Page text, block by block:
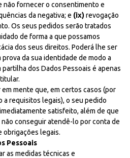
não fornecer o consentimento e
da negativa; e (ix)revogação
Os seus pedidos serão tratados
de forma a que possamos
dos seus direitos. Poderá lhe ser
da sua identidade de modo a
partilha dos Dados Pessoais é apenas
mente que, em certos casos (por
a requisitos legais), o seu pedido
satisfeito, além de que
conseguir atendê-lo por conta de
obrigações legais.
Pessoais
as medidas técnicas e